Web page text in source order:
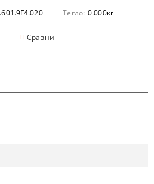
Тегло: 0.000кг
Сравни